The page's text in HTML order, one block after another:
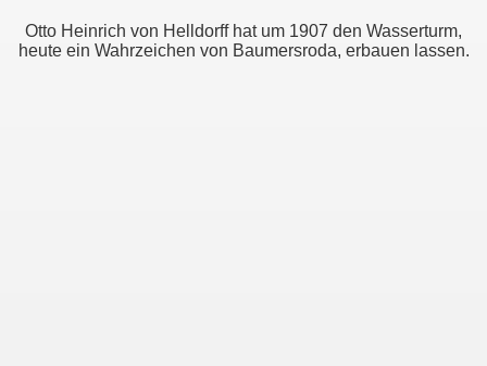
Otto Heinrich von Helldorff hat um 1907 den Wasserturm,
heute ein Wahrzeichen von Baumersroda, erbauen lassen.